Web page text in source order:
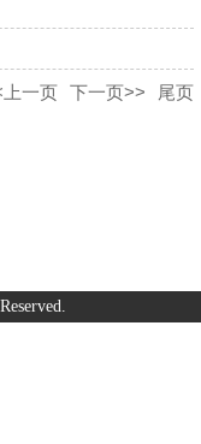
一页 下一页>> 尾页